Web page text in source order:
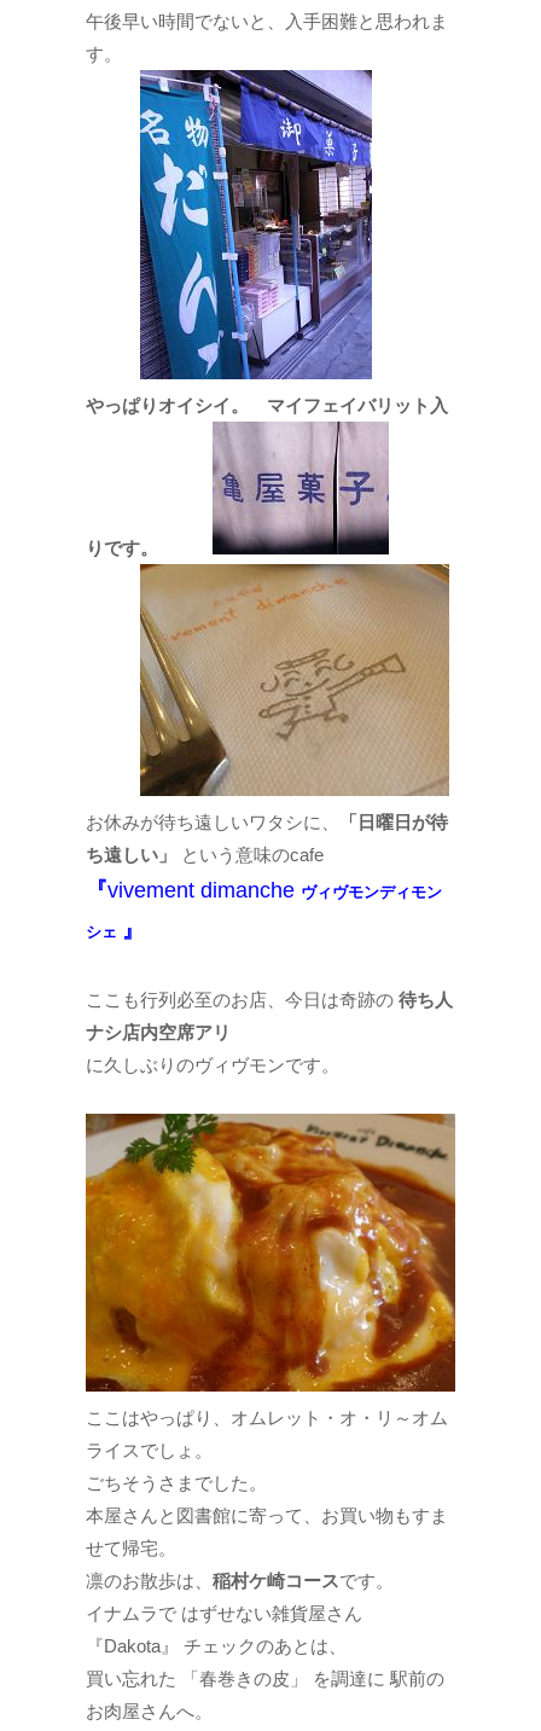
午後早い時間でないと、入手困難と思われま
す。
やっぱりオイシイ。 マイフェイバリット入
りです。
お休みが待ち遠しいワタシに、
「日曜日が待
ち遠しい」
という意味のcafe
『vivement dimanche ヴィヴモンディモン
シェ 』
ここも行列必至のお店、今日は奇跡の 待ち人
ナシ店内空席アリ
に久しぶりのヴィヴモンです。
ここはやっぱり、オムレット・オ・リ～オム
ライスでしょ。
ごちそうさまでした。
本屋さんと図書館に寄って、お買い物もすま
せて帰宅。
凛のお散歩は、 稲村ケ崎コースです。
イナムラで はずせない雑貨屋さん
『Dakota』 チェックのあとは、
買い忘れた 「春巻きの皮」 を調達に 駅前の
お肉屋さんへ。